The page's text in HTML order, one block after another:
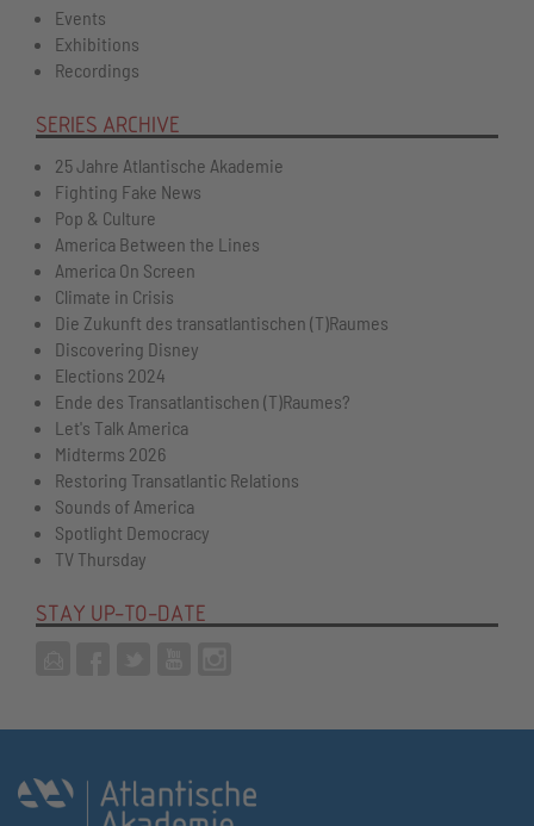
Events
Exhibitions
Recordings
SERIES ARCHIVE
25 Jahre Atlantische Akademie
Fighting Fake News
Pop & Culture
America Between the Lines
America On Screen
Climate in Crisis
Die Zukunft des transatlantischen (T)Raumes
Discovering Disney
Elections 2024
Ende des Transatlantischen (T)Raumes?
Let's Talk America
Midterms 2026
Restoring Transatlantic Relations
Sounds of America
Spotlight Democracy
TV Thursday
STAY UP-TO-DATE